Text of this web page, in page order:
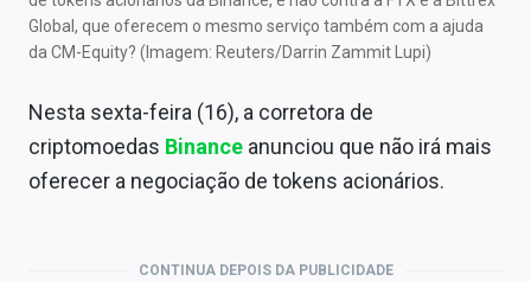
Renda Fixa
Finanças Pessoais
Mercados
Economia
Global, que oferecem o mesmo serviço também com a ajuda
da CM-Equity? (Imagem: Reuters/Darrin Zammit Lupi)
Nesta sexta-feira (16), a corretora de
criptomoedas Binance anunciou que não irá mais
oferecer a negociação de tokens acionários.
CONTINUA DEPOIS DA PUBLICIDADE